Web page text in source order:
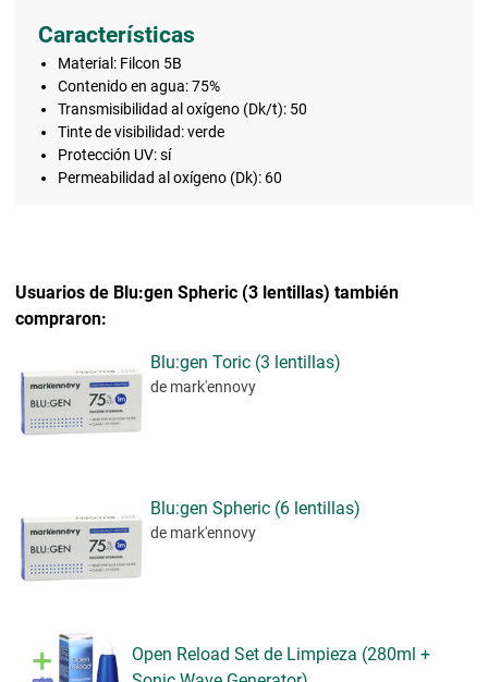
Características
Material: Filcon 5B
Contenido en agua: 75%
Transmisibilidad al oxígeno (Dk/t): 50
Tinte de visibilidad: verde
Protección UV: sí
Permeabilidad al oxígeno (Dk): 60
Usuarios de Blu:gen Spheric (3 lentillas) también
compraron:
Blu:gen Toric (3 lentillas)
de mark'ennovy
Blu:gen Spheric (6 lentillas)
de mark'ennovy
Open Reload Set de Limpieza (280ml +